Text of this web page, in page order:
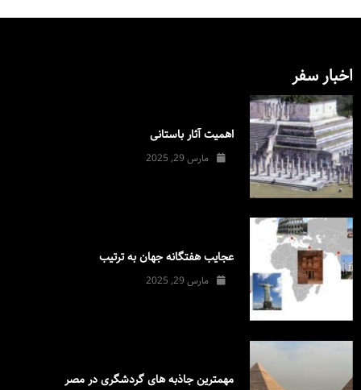
اخبار سفر
اهمیت آثار باستانی
مارس 29, 2025
عجایب هفتگانه جهان به ترتیب
مارس 29, 2025
مهمترین جاذبه های گردشگری در مصر